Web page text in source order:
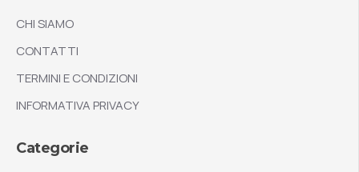
CHI SIAMO
CONTATTI
TERMINI E CONDIZIONI
INFORMATIVA PRIVACY
Categorie